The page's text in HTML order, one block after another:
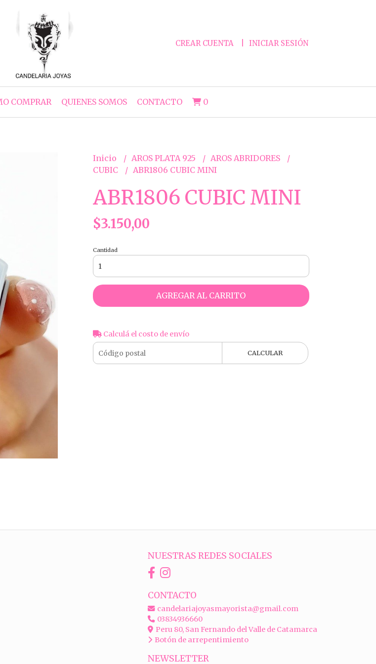
CREAR CUENTA INICIAR SESIÓN
COMPRAR QUIENES SOMOS CONTACTO 0
Inicio AROS PLATA 925
AROS ABRIDORES
CUBIC
ABR1806 CUBIC MINI
ABR1806 CUBIC MINI
$3.150,00
Cantidad
AGREGAR AL CARRITO
Calculá el costo de envío
CALCULAR
NUESTRAS REDES SOCIALES
CONTACTO
candelariajoyasmayorista@gmail.com
03834936660
Peru 80, San Fernando del Valle de Catamarca
Botón de arrepentimiento
NEWSLETTER